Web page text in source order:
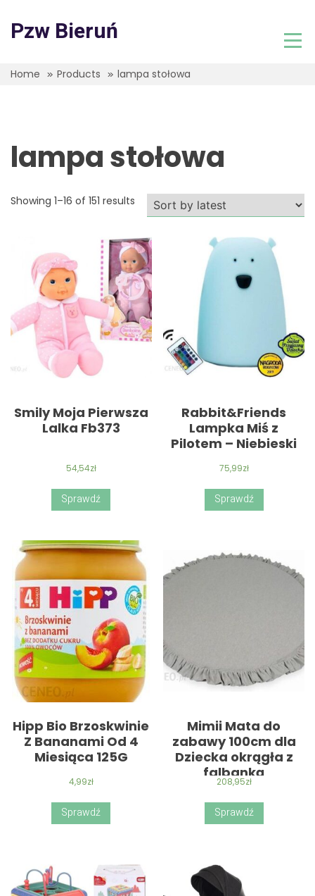
content
Pzw Bieruń
Home Products lampa stołowa
lampa stołowa
Showing 1–16 of 151 results
Smily Moja Pierwsza
Lalka Fb373
54,54zł
Sprawdź
Rabbit&Friends
Lampka Miś z
Pilotem – Niebieski
75,99zł
Sprawdź
Hipp Bio Brzoskwinie
Z Bananami Od 4
Miesiąca 125G
4,99zł
Sprawdź
Mimii Mata do
zabawy 100cm dla
Dziecka okrągła z
falbanką
Jasnoszary
208,95zł
Sprawdź